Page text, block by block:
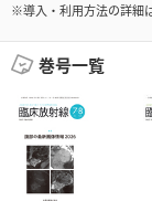
※導入・利用方法の詳細
巻号一覧